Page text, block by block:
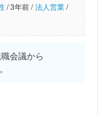
/3年前 / 法人営業/
会議から